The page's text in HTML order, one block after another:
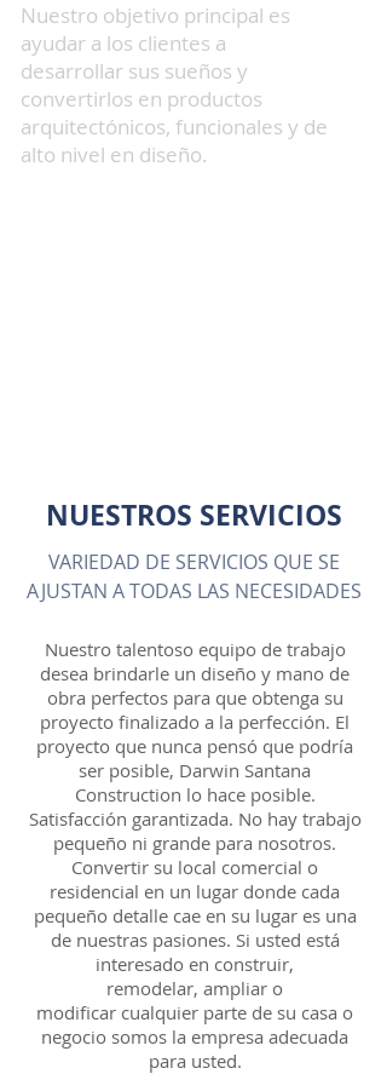
Nuestro objetivo principal es
ayudar a los clientes a
desarrollar sus sueños y
convertirlos en productos
arquitectónicos, funcionales y de
alto nivel en diseño.
NUESTROS SERVICIOS
VARIEDAD DE SERVICIOS QUE SE
AJUSTAN A TODAS LAS NECESIDADES
Nuestro talentoso equipo de trabajo
desea brindarle un diseño y mano de
obra perfectos para que obtenga su
proyecto finalizado a la perfección. El
proyecto que nunca pensó que podría
ser posible, Darwin Santana
Construction lo hace posible.
Satisfacción garantizada. No hay trabajo
pequeño ni grande para nosotros.
Convertir su local comercial o
residencial en un lugar donde cada
pequeño detalle cae en su lugar es una
de nuestras pasiones. Si usted está
interesado en construir,
remodelar, ampliar o
modificar cualquier parte de su casa o
negocio somos la empresa adecuada
para usted.